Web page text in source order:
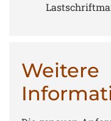
Weitere